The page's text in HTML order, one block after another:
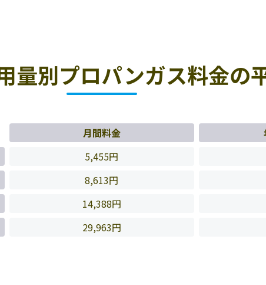
量別プロパンガス料金の
月間料金
5,455円
8,613円
14,388円
29,963円